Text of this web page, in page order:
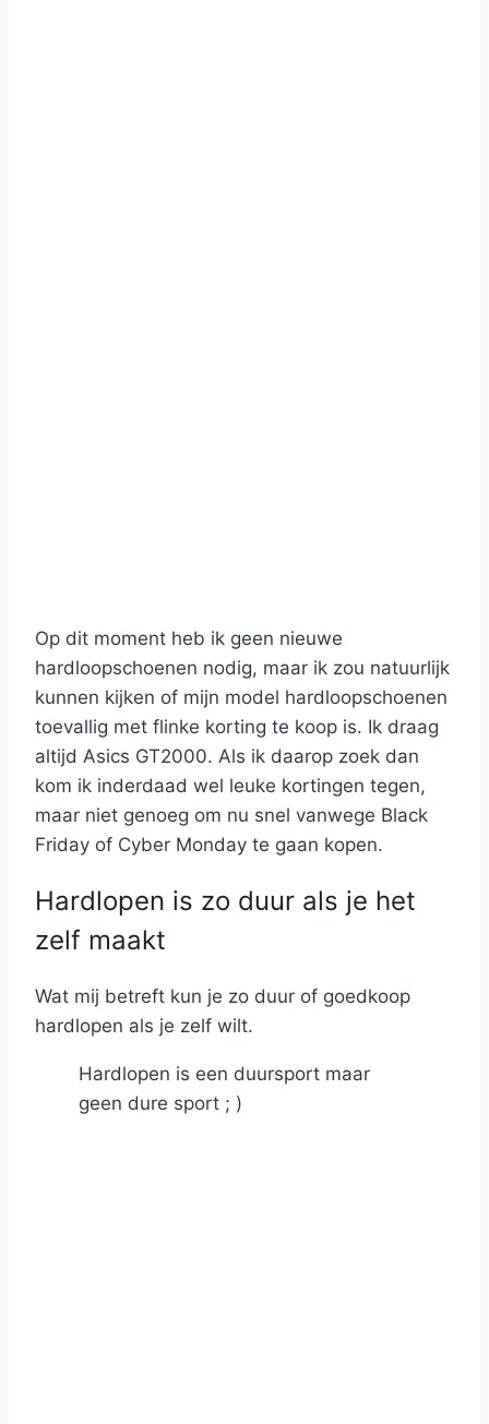
Op dit moment heb ik geen nieuwe
hardloopschoenen nodig, maar ik zou natuurlijk
kunnen kijken of mijn model hardloopschoenen
toevallig met flinke korting te koop is. Ik draag
altijd Asics GT2000. Als ik daarop zoek dan
kom ik inderdaad wel leuke kortingen tegen,
maar niet genoeg om nu snel vanwege Black
Friday of Cyber Monday te gaan kopen.
Hardlopen is zo duur als je het
zelf maakt
Wat mij betreft kun je zo duur of goedkoop
hardlopen als je zelf wilt.
Hardlopen is een duursport maar
geen dure sport ; )